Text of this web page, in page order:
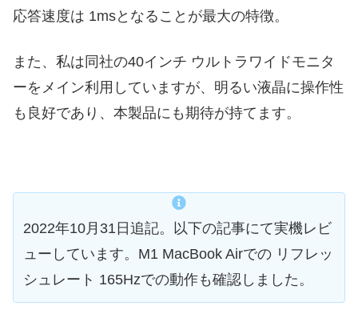
応答速度は 1msとなることが最大の特徴。
また、私は同社の40インチ ウルトラワイドモニタ
ーをメイン利用していますが、明るい液晶に操作性
も良好であり、本製品にも期待が持てます。
2022年10月31日追記。以下の記事にて実機レビ
ューしています。M1 MacBook Airでの リフレッ
シュレート 165Hzでの動作も確認しました。